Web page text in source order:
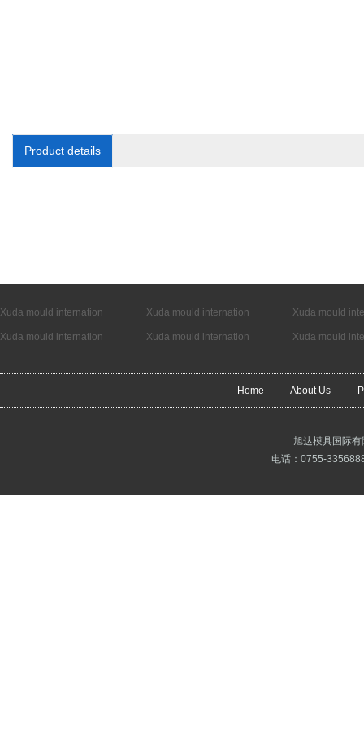
Product details
Xuda mould internation Xuda mould internation Xuda mould
Xuda mould internation Xuda mould internation Xuda mould
Home About Us
旭达模具国际
电话：0755-